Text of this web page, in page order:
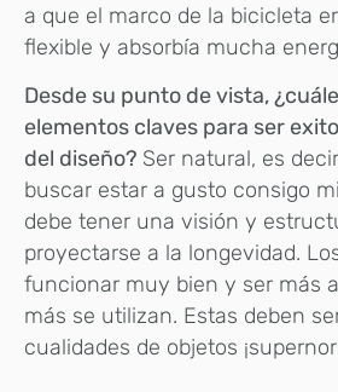
a que el marco de la bicicleta
flexible y absorbía mucha
Desde su punto de vista,
elementos claves para ser
del diseño? Ser natural, es
buscar estar a gusto consigo
debe tener una visión y
proyectarse a la longevidad.
funcionar muy bien y ser más
más se utilizan. Estas deben
cualidades de objetos